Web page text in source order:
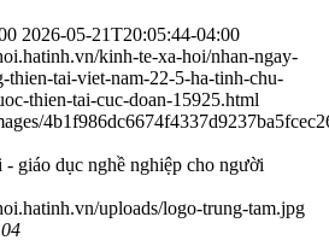
2026-05-21T20:05:44-04:00
kinh-te-xa-hoi/nhan-ngay-
thien-tai-viet-nam-22-5-ha-tinh-chu-
thien-tai-cuc-doan-15925.html
giáo dục nghề nghiệp cho người
uploads/logo-trung-tam.jpg